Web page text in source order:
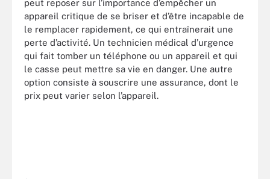
peut reposer sur l’importance d’empêcher un
appareil critique de se briser et d’être incapable de
le remplacer rapidement, ce qui entraînerait une
perte d’activité. Un technicien médical d’urgence
qui fait tomber un téléphone ou un appareil et qui
le casse peut mettre sa vie en danger. Une autre
option consiste à souscrire une assurance, dont le
prix peut varier selon l’appareil.